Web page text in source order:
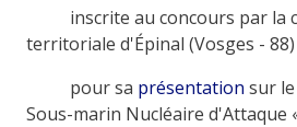
inscrite au concours par la
territoriale d'Épinal (Vosges - 88)
pour sa présentation sur
Sous-marin Nucléaire d'Attaque